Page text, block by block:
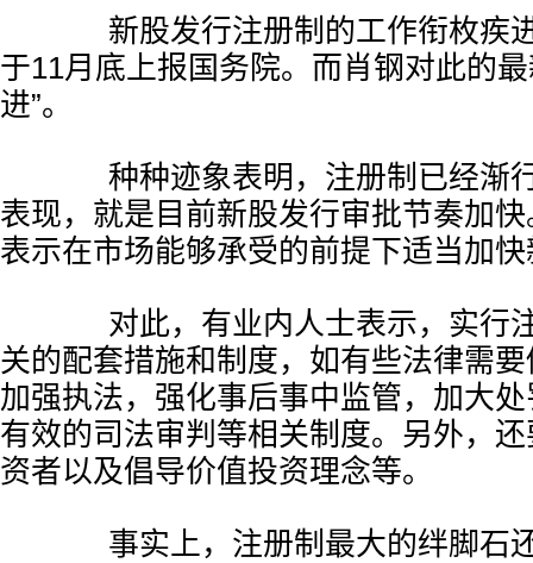
新股发行注册制的工作衔枚疾
于11月底上报国务院。而肖钢对此的
进”。
种种迹象表明，注册制已经渐
表现，就是目前新股发行审批节奏加
表示在市场能够承受的前提下适当加
对此，有业内人士表示，实行
关的配套措施和制度，如有些法律需
加强执法，强化事后事中监管，加大
有效的司法审判等相关制度。另外，
资者以及倡导价值投资理念等。
事实上，注册制最大的绊脚石